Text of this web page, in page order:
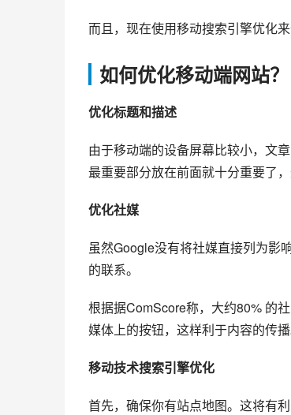
而且，现在使用移动搜索引擎优化
如何优化移动端网站？
优化标题和描述
由于移动端的设备屏幕比较小，文
最重要部分放在前面就十分重要了
优化社媒
虽然Google没有将社媒直接列为影
的联系。
根据据ComScore称，大约80% 的
媒体上的按钮，这样利于内容的传播
移动技术搜索引擎优化
首先，确保你有站点地图。这将有